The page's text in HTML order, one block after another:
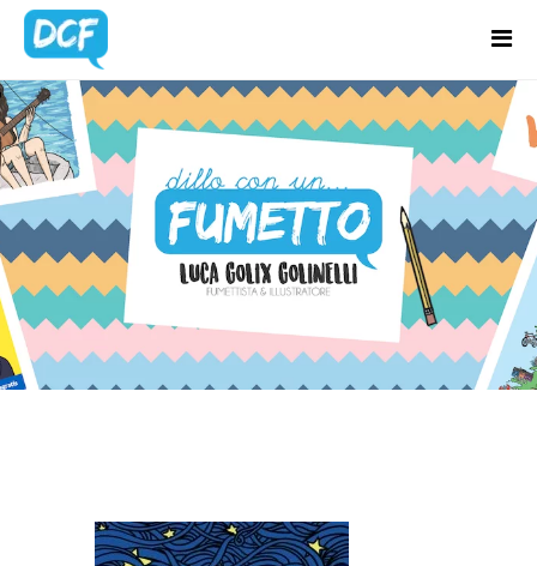
Home
Chi Sono
Regali Creativi
Lavora con me
Portfolio
Blog
Contatti
LOCANDINE A
FUMETTI